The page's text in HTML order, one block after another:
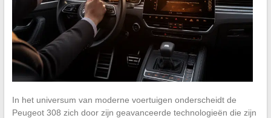
In het universum van moderne voertuigen onderscheidt de
Peugeot 308 zich door zijn geavanceerde technologieën die zijn